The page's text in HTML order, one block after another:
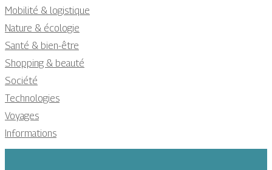
Mobilité & logistique
Nature & écologie
Santé & bien-être
Shopping & beauté
Société
Technologies
Voyages
Informations